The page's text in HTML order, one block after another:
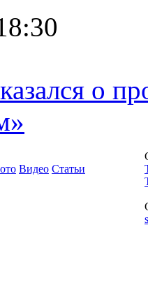
о
Видео Статьи